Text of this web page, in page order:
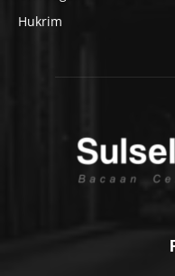
Hukrim